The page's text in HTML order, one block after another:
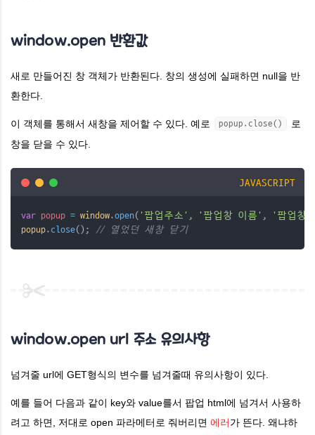
window.open 반환값
새로 만들어진 창 객체가 반환된다. 창의 생성에 실패하면 null을 반
환한다.
이 객체를 통해서 새창을 제어할 수 있다. 예로 popup.close()
로
창을 닫을 수 있다.
JAVASCRIPT
var popup = window.open( '팝업주소' , '팝업창 이름' ,
'팝업창
popup. close(); // 열었던 새창 닫기
window.open url 주소 유의사항
넘겨줄 url에 GET형식의 변수를 넘겨줄때 유의사항이 있다.
예를 들어 다음과 같이 key와 value를서 팝업 html에 넘겨서 사용하
려고 하면, 저대로 open 파라메터로 줘버리면 에러가 뜬다. ​왜냐하